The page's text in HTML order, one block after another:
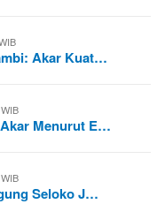
Akar Kuat…
Menurut E…
Seloko J…